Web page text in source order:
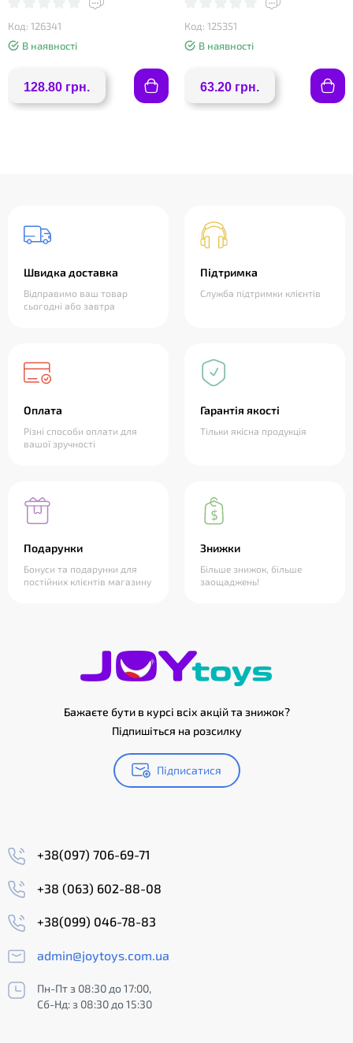
Код: 126341
В наявності
128.80 грн.
Код: 125351
В наявності
63.20 грн.
Швидка доставка
Відправимо ваш товар
сьогодні або завтра
Підтримка
Служба підтримки клієнтів
Оплата
Різні способи оплати для
вашої зручності
Гарантія якості
Тільки якісна продукція
Подарунки
Бонуси та подарунки для
постійних клієнтів магазину
Знижки
Більше знижок, більше
заощаджень!
Бажаєте бути в курсі всіх акцій та знижок?
Підпишіться на розсилку
Підписатися
+38(097) 706-69-71
+38 (063) 602-88-08
+38(099) 046-78-83
admin@joytoys.com.ua
Пн-Пт з 08:30 до 17:00,
Сб-Нд: з 08:30 до 15:30